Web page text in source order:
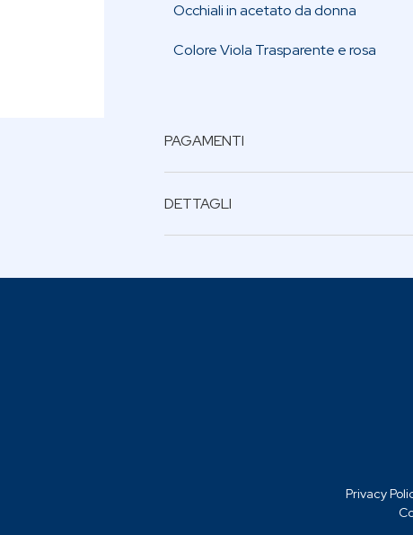
Occhiali in acetato da donna
Colore Viola Trasparente e rosa
PAGAMENTI
DETTAGLI
Privacy